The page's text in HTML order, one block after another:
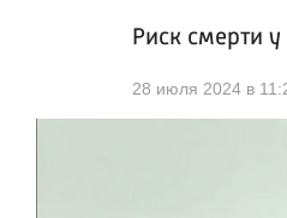
Риск смерти
28 июля 2024 в